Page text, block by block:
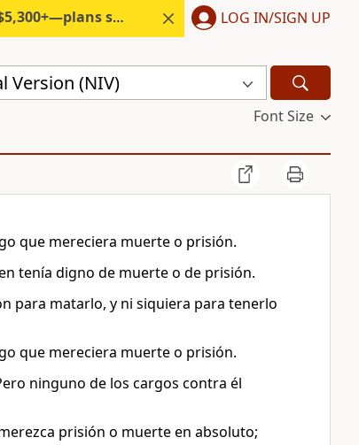
start under $6/month. LOG IN/SIGN UP
Version (NIV)
Font Size
que mereciera muerte o prisión.
tenía digno de muerte o de prisión.
para matarlo, y ni siquiera para tenerlo
que mereciera muerte o prisión.
ninguno de los cargos contra él
prisión o muerte en absoluto;